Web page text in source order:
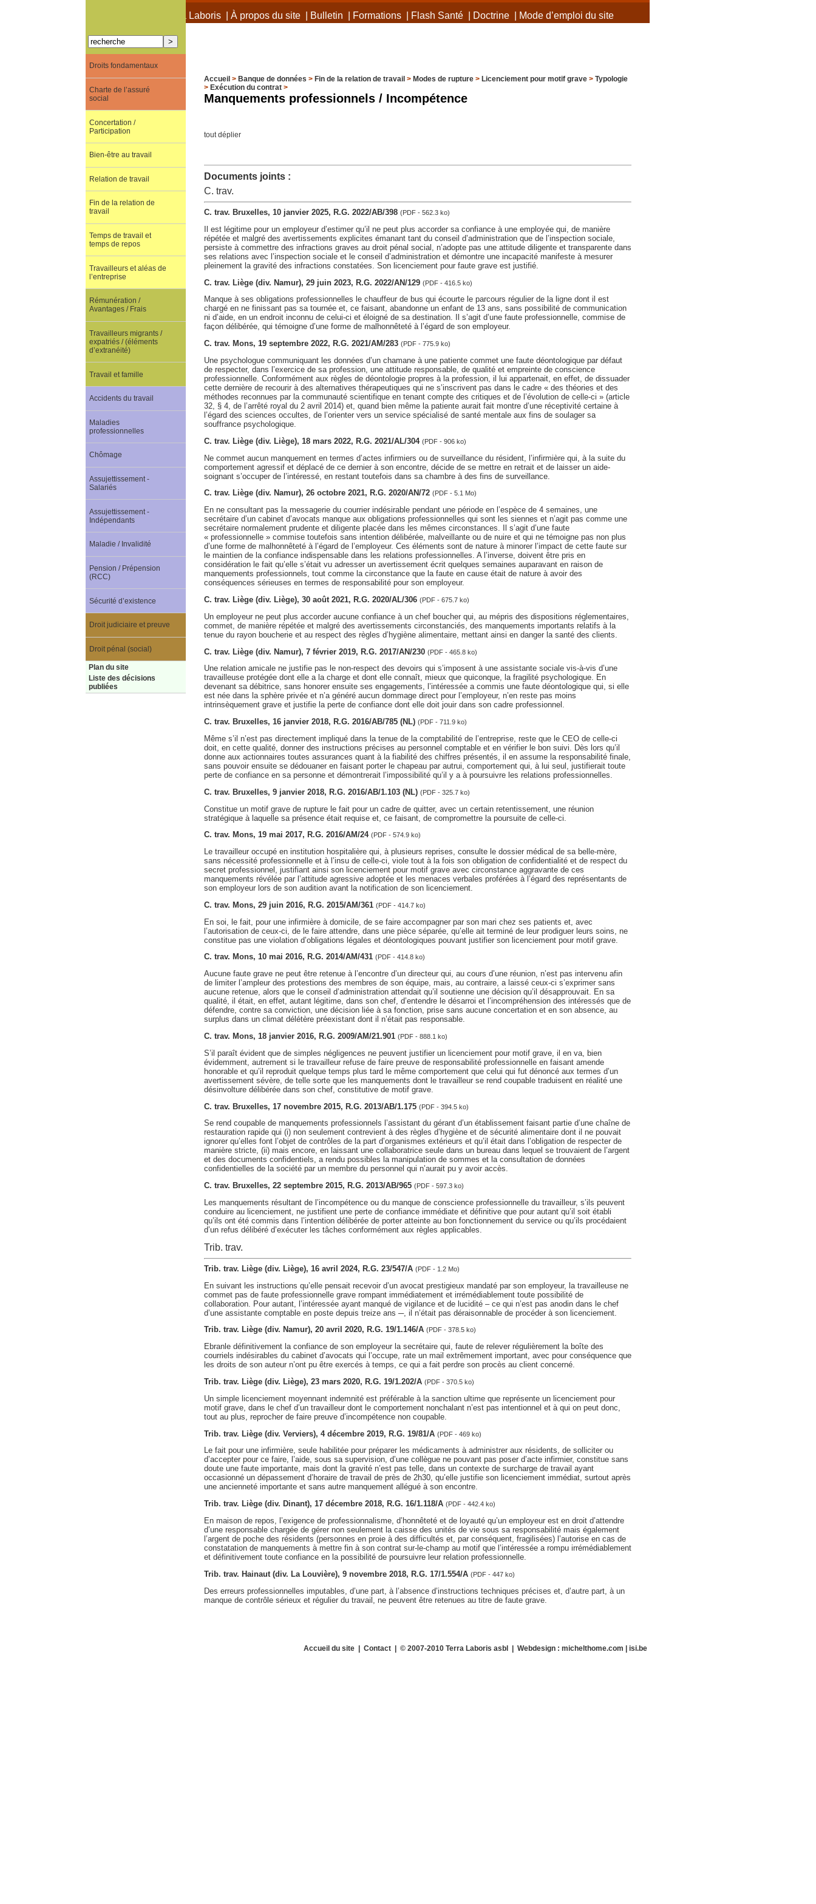
À propos de Terra Laboris| À propos du site| Bulletin Formations| Flash Santé| Doctrine| Mode d’emploi du site
Accueil > Banque de données > Fin de la relation de travail > Modes de rupture> Licenciement pour motif grave> Typologie
> Exécution du contrat>
Manquements professionnels / Incompétence
tout déplier
Documents joints :
C. trav.
C. trav. Bruxelles, 10 janvier 2025, R.G. 2022/AB/398 (PDF - 562.3 ko)
Il est légitime pour un employeur d’estimer qu’il ne peut plus accorder sa confiance à une employée qui, de manière
répétée et malgré des avertissements explicites émanant tant du conseil d’administration que de l’inspection sociale,
persiste à commettre des infractions graves au droit pénal social, n’adopte pas une attitude diligente et transparente dans
ses relations avec l’inspection sociale et le conseil d’administration et démontre une incapacité manifeste à mesurer
pleinement la gravité des infractions constatées. Son licenciement pour faute grave est justifié.
C. trav. Liège (div. Namur), 29 juin 2023, R.G. 2022/AN/129 (PDF - 416.5 ko)
Manque à ses obligations professionnelles le chauffeur de bus qui écourte le parcours régulier de la ligne dont il est
chargé en ne finissant pas sa tournée et, ce faisant, abandonne un enfant de 13 ans, sans possibilité de communication
ni d’aide, en un endroit inconnu de celui-ci et éloigné de sa destination. Il s’agit d’une faute professionnelle, commise de
façon délibérée, qui témoigne d’une forme de malhonnêteté à l’égard de son employeur.
C. trav. Mons, 19 septembre 2022, R.G. 2021/AM/283 (PDF - 775.9 ko)
Une psychologue communiquant les données d’un chamane à une patiente commet une faute déontologique par défaut
de respecter, dans l’exercice de sa profession, une attitude responsable, de qualité et empreinte de conscience
professionnelle. Conformément aux règles de déontologie propres à la profession, il lui appartenait, en effet, de dissuader
cette dernière de recourir à des alternatives thérapeutiques qui ne s’inscrivent pas dans le cadre « des théories et des
méthodes reconnues par la communauté scientifique en tenant compte des critiques et de l’évolution de celle-ci » (article
32, § 4, de l’arrêté royal du 2 avril 2014) et, quand bien même la patiente aurait fait montre d’une réceptivité certaine à
l’égard des sciences occultes, de l’orienter vers un service spécialisé de santé mentale aux fins de soulager sa
souffrance psychologique.
C. trav. Liège (div. Liège), 18 mars 2022, R.G. 2021/AL/304 (PDF - 906 ko)
Ne commet aucun manquement en termes d’actes infirmiers ou de surveillance du résident, l’infirmière qui, à la suite du
comportement agressif et déplacé de ce dernier à son encontre, décide de se mettre en retrait et de laisser un aide-
soignant s’occuper de l’intéressé, en restant toutefois dans sa chambre à des fins de surveillance.
C. trav. Liège (div. Namur), 26 octobre 2021, R.G. 2020/AN/72 (PDF - 5.1 Mo)
En ne consultant pas la messagerie du courrier indésirable pendant une période en l’espèce de 4 semaines, une
secrétaire d’un cabinet d’avocats manque aux obligations professionnelles qui sont les siennes et n’agit pas comme une
secrétaire normalement prudente et diligente placée dans les mêmes circonstances. Il s’agit d’une faute
« professionnelle » commise toutefois sans intention délibérée, malveillante ou de nuire et qui ne témoigne pas non plus
d’une forme de malhonnêteté à l’égard de l’employeur. Ces éléments sont de nature à minorer l’impact de cette faute sur
le maintien de la confiance indispensable dans les relations professionnelles. A l’inverse, doivent être pris en
considération le fait qu’elle s’était vu adresser un avertissement écrit quelques semaines auparavant en raison de
manquements professionnels, tout comme la circonstance que la faute en cause était de nature à avoir des
conséquences sérieuses en termes de responsabilité pour son employeur.
C. trav. Liège (div. Liège), 30 août 2021, R.G. 2020/AL/306 (PDF - 675.7 ko)
Un employeur ne peut plus accorder aucune confiance à un chef boucher qui, au mépris des dispositions réglementaires,
commet, de manière répétée et malgré des avertissements circonstanciés, des manquements importants relatifs à la
tenue du rayon boucherie et au respect des règles d’hygiène alimentaire, mettant ainsi en danger la santé des clients.
C. trav. Liège (div. Namur), 7 février 2019, R.G. 2017/AN/230 (PDF - 465.8 ko)
Une relation amicale ne justifie pas le non-respect des devoirs qui s’imposent à une assistante sociale vis-à-vis d’une
travailleuse protégée dont elle a la charge et dont elle connaît, mieux que quiconque, la fragilité psychologique. En
devenant sa débitrice, sans honorer ensuite ses engagements, l’intéressée a commis une faute déontologique qui, si elle
est née dans la sphère privée et n’a généré aucun dommage direct pour l’employeur, n’en reste pas moins
intrinsèquement grave et justifie la perte de confiance dont elle doit jouir dans son cadre professionnel.
C. trav. Bruxelles, 16 janvier 2018, R.G. 2016/AB/785 (NL) (PDF - 711.9 ko)
Même s’il n’est pas directement impliqué dans la tenue de la comptabilité de l’entreprise, reste que le CEO de celle-ci
doit, en cette qualité, donner des instructions précises au personnel comptable et en vérifier le bon suivi. Dès lors qu’il
donne aux actionnaires toutes assurances quant à la fiabilité des chiffres présentés, il en assume la responsabilité finale,
sans pouvoir ensuite se dédouaner en faisant porter le chapeau par autrui, comportement qui, à lui seul, justifierait toute
perte de confiance en sa personne et démontrerait l’impossibilité qu’il y a à poursuivre les relations professionnelles.
C. trav. Bruxelles, 9 janvier 2018, R.G. 2016/AB/1.103 (NL) (PDF - 325.7 ko)
Constitue un motif grave de rupture le fait pour un cadre de quitter, avec un certain retentissement, une réunion
stratégique à laquelle sa présence était requise et, ce faisant, de compromettre la poursuite de celle-ci.
C. trav. Mons, 19 mai 2017, R.G. 2016/AM/24 (PDF - 574.9 ko)
Le travailleur occupé en institution hospitalière qui, à plusieurs reprises, consulte le dossier médical de sa belle-mère,
sans nécessité professionnelle et à l’insu de celle-ci, viole tout à la fois son obligation de confidentialité et de respect du
secret professionnel, justifiant ainsi son licenciement pour motif grave avec circonstance aggravante de ces
manquements révélée par l’attitude agressive adoptée et les menaces verbales proférées à l’égard des représentants de
son employeur lors de son audition avant la notification de son licenciement.
C. trav. Mons, 29 juin 2016, R.G. 2015/AM/361 (PDF - 414.7 ko)
En soi, le fait, pour une infirmière à domicile, de se faire accompagner par son mari chez ses patients et, avec
l’autorisation de ceux-ci, de le faire attendre, dans une pièce séparée, qu’elle ait terminé de leur prodiguer leurs soins, ne
constitue pas une violation d’obligations légales et déontologiques pouvant justifier son licenciement pour motif grave.
C. trav. Mons, 10 mai 2016, R.G. 2014/AM/431 (PDF - 414.8 ko)
Aucune faute grave ne peut être retenue à l’encontre d’un directeur qui, au cours d’une réunion, n’est pas intervenu afin
de limiter l’ampleur des protestions des membres de son équipe, mais, au contraire, a laissé ceux-ci s’exprimer sans
aucune retenue, alors que le conseil d’administration attendait qu’il soutienne une décision qu’il désapprouvait. En sa
qualité, il était, en effet, autant légitime, dans son chef, d’entendre le désarroi et l’incompréhension des intéressés que de
défendre, contre sa conviction, une décision liée à sa fonction, prise sans aucune concertation et en son absence, au
surplus dans un climat délétère préexistant dont il n’était pas responsable.
C. trav. Mons, 18 janvier 2016, R.G. 2009/AM/21.901 (PDF - 888.1 ko)
S’il paraît évident que de simples négligences ne peuvent justifier un licenciement pour motif grave, il en va, bien
évidemment, autrement si le travailleur refuse de faire preuve de responsabilité professionnelle en faisant amende
honorable et qu’il reproduit quelque temps plus tard le même comportement que celui qui fut dénoncé aux termes d’un
avertissement sévère, de telle sorte que les manquements dont le travailleur se rend coupable traduisent en réalité une
désinvolture délibérée dans son chef, constitutive de motif grave.
C. trav. Bruxelles, 17 novembre 2015, R.G. 2013/AB/1.175 (PDF - 394.5 ko)
Se rend coupable de manquements professionnels l’assistant du gérant d’un établissement faisant partie d’une chaîne de
restauration rapide qui (i) non seulement contrevient à des règles d’hygiène et de sécurité alimentaire dont il ne pouvait
ignorer qu’elles font l’objet de contrôles de la part d’organismes extérieurs et qu’il était dans l’obligation de respecter de
manière stricte, (ii) mais encore, en laissant une collaboratrice seule dans un bureau dans lequel se trouvaient de l’argent
et des documents confidentiels, a rendu possibles la manipulation de sommes et la consultation de données
confidentielles de la société par un membre du personnel qui n’aurait pu y avoir accès.
C. trav. Bruxelles, 22 septembre 2015, R.G. 2013/AB/965 (PDF - 597.3 ko)
Les manquements résultant de l’incompétence ou du manque de conscience professionnelle du travailleur, s’ils peuvent
conduire au licenciement, ne justifient une perte de confiance immédiate et définitive que pour autant qu’il soit établi
qu’ils ont été commis dans l’intention délibérée de porter atteinte au bon fonctionnement du service ou qu’ils procédaient
d’un refus délibéré d’exécuter les tâches conformément aux règles applicables.
Trib. trav.
Trib. trav. Liège (div. Liège), 16 avril 2024, R.G. 23/547/A (PDF - 1.2 Mo)
En suivant les instructions qu’elle pensait recevoir d’un avocat prestigieux mandaté par son employeur, la travailleuse ne
commet pas de faute professionnelle grave rompant immédiatement et irrémédiablement toute possibilité de
collaboration. Pour autant, l’intéressée ayant manqué de vigilance et de lucidité – ce qui n’est pas anodin dans le chef
d’une assistante comptable en poste depuis treize ans ─, il n’était pas déraisonnable de procéder à son licenciement.
Trib. trav. Liège (div. Namur), 20 avril 2020, R.G. 19/1.146/A (PDF - 378.5 ko)
Ebranle définitivement la confiance de son employeur la secrétaire qui, faute de relever régulièrement la boîte des
courriels indésirables du cabinet d’avocats qui l’occupe, rate un mail extrêmement important, avec pour conséquence que
les droits de son auteur n’ont pu être exercés à temps, ce qui a fait perdre son procès au client concerné.
Trib. trav. Liège (div. Liège), 23 mars 2020, R.G. 19/1.202/A (PDF - 370.5 ko)
Un simple licenciement moyennant indemnité est préférable à la sanction ultime que représente un licenciement pour
motif grave, dans le chef d’un travailleur dont le comportement nonchalant n’est pas intentionnel et à qui on peut donc,
tout au plus, reprocher de faire preuve d’incompétence non coupable.
Trib. trav. Liège (div. Verviers), 4 décembre 2019, R.G. 19/81/A (PDF - 469 ko)
Le fait pour une infirmière, seule habilitée pour préparer les médicaments à administrer aux résidents, de solliciter ou
d’accepter pour ce faire, l’aide, sous sa supervision, d’une collègue ne pouvant pas poser d’acte infirmier, constitue sans
doute une faute importante, mais dont la gravité n’est pas telle, dans un contexte de surcharge de travail ayant
occasionné un dépassement d’horaire de travail de près de 2h30, qu’elle justifie son licenciement immédiat, surtout après
une ancienneté importante et sans autre manquement allégué à son encontre.
Trib. trav. Liège (div. Dinant), 17 décembre 2018, R.G. 16/1.118/A (PDF - 442.4 ko)
En maison de repos, l’exigence de professionnalisme, d’honnêteté et de loyauté qu’un employeur est en droit d’attendre
d’une responsable chargée de gérer non seulement la caisse des unités de vie sous sa responsabilité mais également
l’argent de poche des résidents (personnes en proie à des difficultés et, par conséquent, fragilisées) l’autorise en cas de
constatation de manquements à mettre fin à son contrat sur-le-champ au motif que l’intéressée a rompu irrémédiablement
et définitivement toute confiance en la possibilité de poursuivre leur relation professionnelle.
Trib. trav. Hainaut (div. La Louvière), 9 novembre 2018, R.G. 17/1.554/A (PDF - 447 ko)
Des erreurs professionnelles imputables, d’une part, à l’absence d’instructions techniques précises et, d’autre part, à un
manque de contrôle sérieux et régulier du travail, ne peuvent être retenues au titre de faute grave.
Droits fondamentaux
Charte de l’assuré
social
Concertation /
Participation
Bien-être au travail
Relation de travail
Fin de la relation de
travail
Temps de travail et
temps de repos
Travailleurs et aléas de
l’entreprise
Rémunération /
Avantages / Frais
Travailleurs migrants /
expatriés / (éléments
d’extranéité)
Travail et famille
Accidents du travail
Maladies
professionnelles
Chômage
Assujettissement -
Salariés
Assujettissement -
Indépendants
Maladie / Invalidité
Pension / Prépension
(RCC)
Sécurité d’existence
Droit judiciaire et preuve
Droit pénal (social)
Plan du site
Liste des décisions
publiées
Accueil du site| Contact| © 2007-2010 Terra Laboris asbl | Webdesign : michelthome.com isi.be